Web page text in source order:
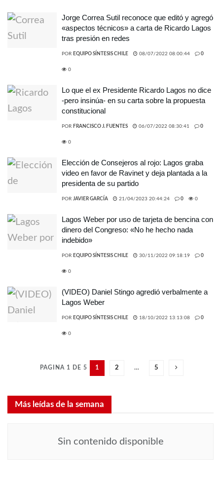
Jorge Correa Sutil reconoce que editó y agregó
«aspectos técnicos» a carta de Ricardo Lagos
tras presión en redes
POR EQUIPO SÍNTESIS CHILE 08/07/2022 08:00:44 0
0
Lo que el ex Presidente Ricardo Lagos no dice
-pero insinúa- en su carta sobre la propuesta
constitucional
POR FRANCISCO J. FUENTES 06/07/2022 08:30:41 0
0
Elección de Consejeros al rojo: Lagos graba
video en favor de Ravinet y deja plantada a la
presidenta de su partido
POR JAVIER GARCÍA 21/04/2023 20:44:24 0 0
Lagos Weber por uso de tarjeta de bencina con
dinero del Congreso: «No he hecho nada
indebido»
POR EQUIPO SÍNTESIS CHILE 30/11/2022 09:18:19 0
0
(VIDEO) Daniel Stingo agredió verbalmente a
Lagos Weber
POR EQUIPO SÍNTESIS CHILE 18/10/2022 13:13:08 0
0
PAGINA 1 DE 5 1 2 … 5
Más leídas de la semana
Sin contenido disponible